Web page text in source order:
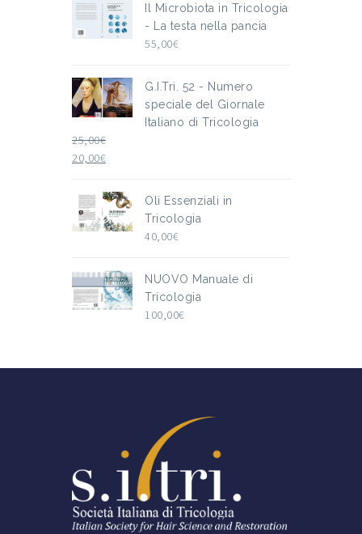
Il Microbiota in Tricologia
- La testa nella pancia
55,00€
G.I.Tri. 52 - Numero
speciale del Giornale
Italiano di Tricologia
25,00€
20,00€
Oli Essenziali in
Tricologia
40,00€
NUOVO Manuale di
Tricologia
100,00€